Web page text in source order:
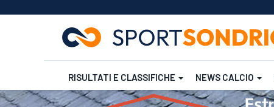
Salta
RISULTATI E CLASSIFICHE NEWS CALCIO